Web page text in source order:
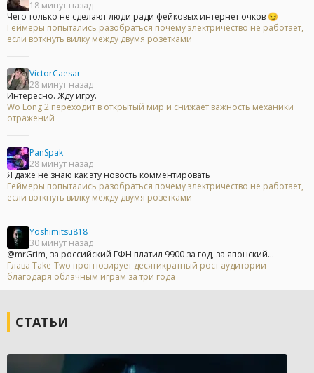
18 минут назад
Чего только не сделают люди ради фейковых интернет очков 😏
Геймеры попытались разобраться почему электричество не работает,
если воткнуть вилку между двумя розетками
VictorCaesar
28 минут назад
Интересно. Жду игру.
Wo Long 2 переходит в открытый мир и снижает важность механики
отражений
PanSpak
28 минут назад
Я даже не знаю как эту новость комментировать
Геймеры попытались разобраться почему электричество не работает,
если воткнуть вилку между двумя розетками
Yoshimitsu818
30 минут назад
@mrGrim, за российский ГФН платил 9900 за год, за японский...
Глава Take-Two прогнозирует десятикратный рост аудитории
благодаря облачным играм за три года
СТАТЬИ